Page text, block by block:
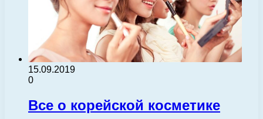
15.09.2019
0
Все о корейской косметике